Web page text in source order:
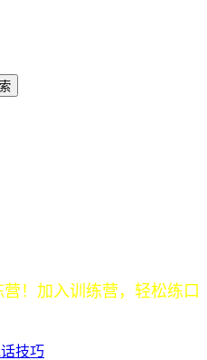
！加入训练营，轻松练口
技巧